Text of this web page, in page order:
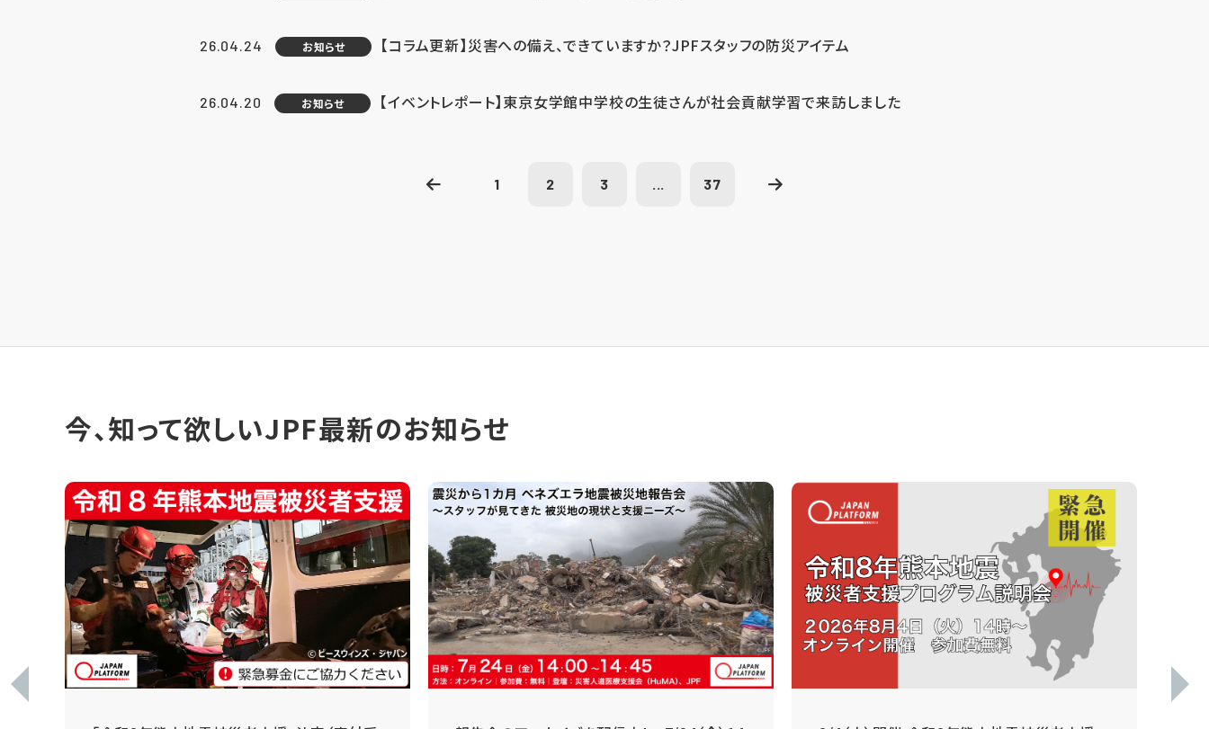
26.04.24 お知らせ 【コラム更新】災害への備え、できていますか？JPFスタッフの防災アイテム
26.04.20 お知らせ 【イベントレポート】東京女学館中学校の生徒さんが社会貢献学習で来訪しました
1 2 3 ... 37
今、知って欲しいJPF最新のお知らせ